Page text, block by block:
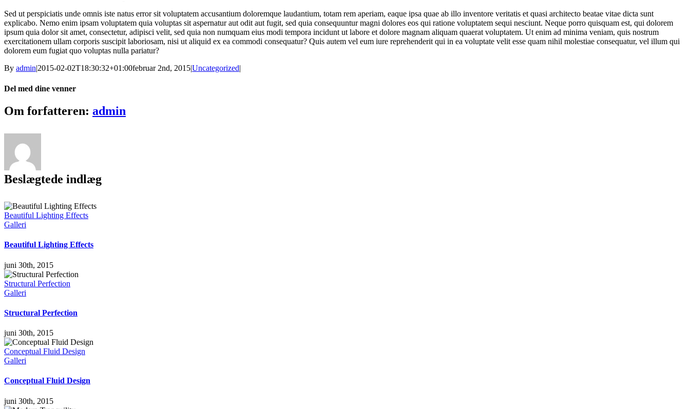
Sed ut perspiciatis unde omnis iste natus error sit voluptatem accusantium doloremque laudantium, totam rem aperiam, eaque ipsa quae ab illo inventore veritatis et quasi architecto beatae vitae dicta sunt
explicabo. Nemo enim ipsam voluptatem quia voluptas sit aspernatur aut odit aut fugit, sed quia consequuntur magni dolores eos qui ratione voluptatem sequi nesciunt. Neque porro quisquam est, qui dolorem
ipsum quia dolor sit amet, consectetur, adipisci velit, sed quia non numquam eius modi tempora incidunt ut labore et dolore magnam aliquam quaerat voluptatem. Ut enim ad minima veniam, quis nostrum
exercitationem ullam corporis suscipit laboriosam, nisi ut aliquid ex ea commodi consequatur? Quis autem vel eum iure reprehenderit qui in ea voluptate velit esse quam nihil molestiae consequatur, vel illum qui
dolorem eum fugiat quo voluptas nulla pariatur?
By admin|2015-02-02T18:30:32+01:00februar 2nd, 2015|Uncategorized|
Del med dine venner
Facebook
X
Pinterest
Vk
E-
mail
Om forfatteren: admin
Beslægtede indlæg
Beautiful Lighting Effects
Galleri
Beautiful Lighting Effects
juni 30th, 2015
Structural Perfection
Galleri
Structural Perfection
juni 30th, 2015
Conceptual Fluid Design
Galleri
Conceptual Fluid Design
juni 30th, 2015